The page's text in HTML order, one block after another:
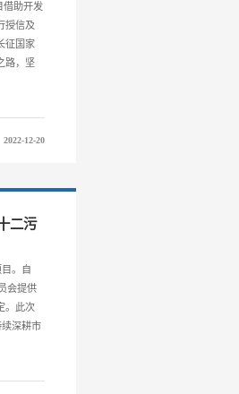
借助开发
授信及
征国家
路，坚
2022-12-20
二污
。自
会提供
。此次
深耕市